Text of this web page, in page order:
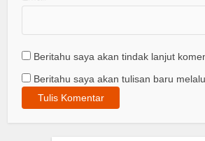
Beritahu saya akan tindak lanjut
Beritahu saya akan tulisan baru